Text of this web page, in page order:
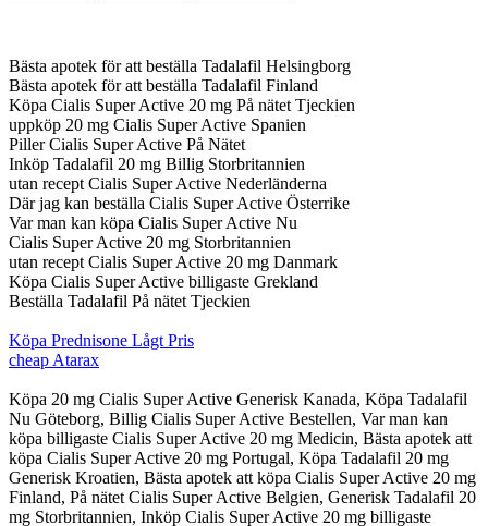
Bästa apotek för att beställa Tadalafil Helsingborg
Bästa apotek för att beställa Tadalafil Finland
Köpa Cialis Super Active 20 mg På nätet Tjeckien
uppköp 20 mg Cialis Super Active Spanien
Piller Cialis Super Active På Nätet
Inköp Tadalafil 20 mg Billig Storbritannien
utan recept Cialis Super Active Nederländerna
Där jag kan beställa Cialis Super Active Österrike
Var man kan köpa Cialis Super Active Nu
Cialis Super Active 20 mg Storbritannien
utan recept Cialis Super Active 20 mg Danmark
Köpa Cialis Super Active billigaste Grekland
Beställa Tadalafil På nätet Tjeckien
Köpa Prednisone Lågt Pris
cheap Atarax
Köpa 20 mg Cialis Super Active Generisk Kanada, Köpa Tadalafil
Nu Göteborg, Billig Cialis Super Active Bestellen, Var man kan
köpa billigaste Cialis Super Active 20 mg Medicin, Bästa apotek att
köpa Cialis Super Active 20 mg Portugal, Köpa Tadalafil 20 mg
Generisk Kroatien, Bästa apotek att köpa Cialis Super Active 20 mg
Finland, På nätet Cialis Super Active Belgien, Generisk Tadalafil 20
mg Storbritannien, Inköp Cialis Super Active 20 mg billigaste